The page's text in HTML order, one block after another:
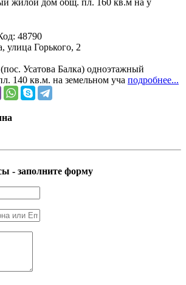
жилой дом общ. пл. 160 кв.м на у
48790
улица Горького, 2
Усатова Балка) одноэтажный
140 кв.м. на земельном уча подробнее...
- заполните форму